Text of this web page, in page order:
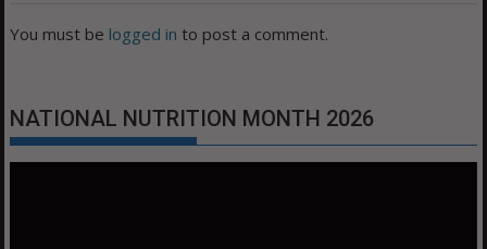
You must be logged in to post a comment.
NATIONAL NUTRITION MONTH 2026